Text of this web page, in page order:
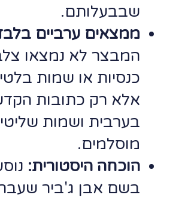
שבבעלותם.
ממצאים ערביים
המבצר לא נמצאו
כנסיות או שמות
אלא רק כתובות
בערבית ושמות
מוסלמים.
הוכחה היסטורית:
בשם אבן ג'ביר